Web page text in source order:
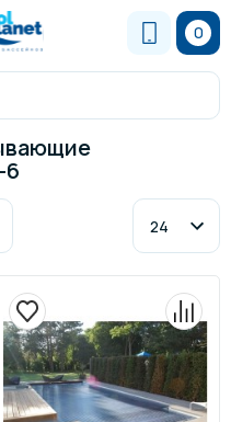
0
6